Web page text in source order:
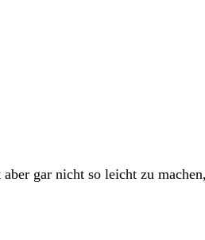
gar nicht so leicht zu